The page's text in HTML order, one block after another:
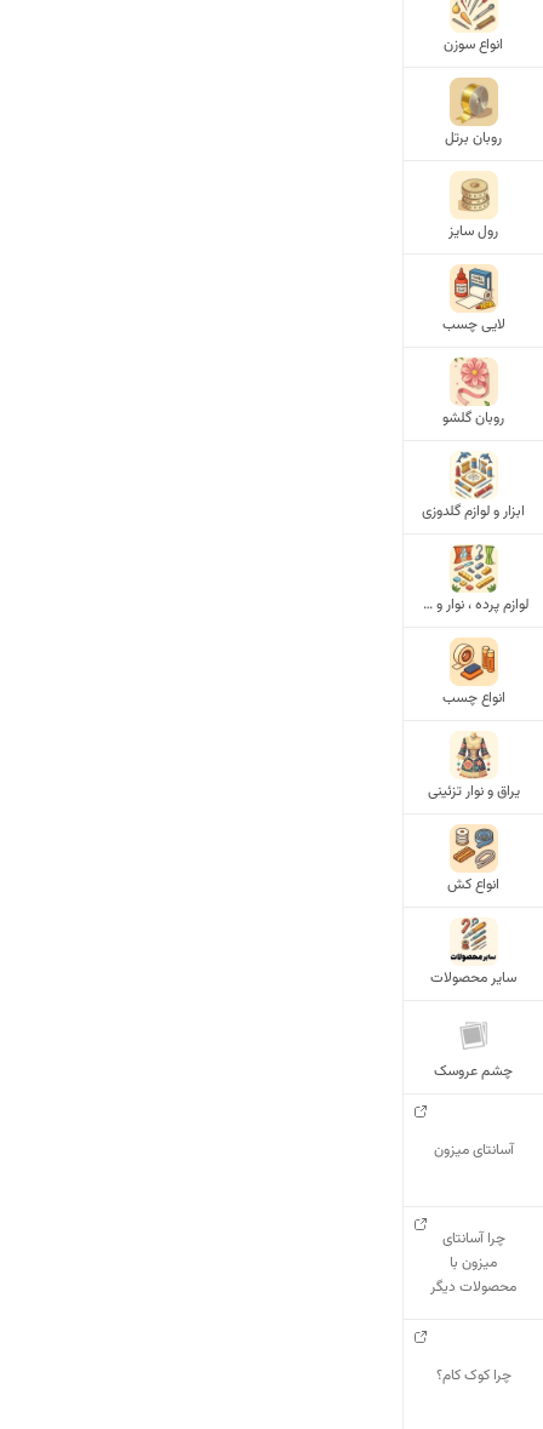
انواع سوزن
روبان برتل
رول سایز
لایی چسب
روبان گلشو
ابزار و لوازم گلدوزی
لوازم پرده ، نوار و گیره پرده
انواع چسب
یراق و نوار تزئینی
انواع کش
سایر محصولات
چشم عروسک
آسانتای میزون
چرا آسانتای
میزون با
محصولات دیگر
چرا کوک کام؟